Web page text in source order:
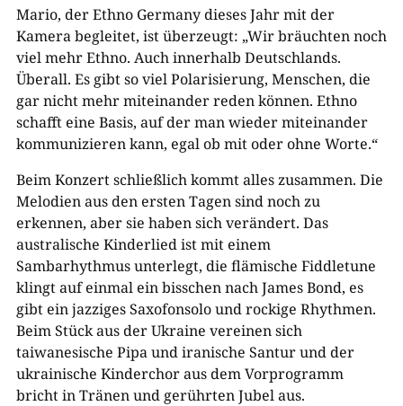
Mario, der Ethno Germany dieses Jahr mit der
Kamera begleitet, ist überzeugt: „Wir bräuchten noch
viel mehr Ethno. Auch innerhalb Deutschlands.
Überall. Es gibt so viel Polarisierung, Menschen, die
gar nicht mehr miteinander reden können. Ethno
schafft eine Basis, auf der man wieder miteinander
kommunizieren kann, egal ob mit oder ohne Worte.“
Beim Konzert schließlich kommt alles zusammen. Die
Melodien aus den ersten Tagen sind noch zu
erkennen, aber sie haben sich verändert. Das
australische Kinderlied ist mit einem
Sambarhythmus unterlegt, die flämische Fiddletune
klingt auf einmal ein bisschen nach James Bond, es
gibt ein jazziges Saxofonsolo und rockige Rhythmen.
Beim Stück aus der Ukraine vereinen sich
taiwanesische Pipa und iranische Santur und der
ukrainische Kinderchor aus dem Vorprogramm
bricht in Tränen und gerührten Jubel aus.